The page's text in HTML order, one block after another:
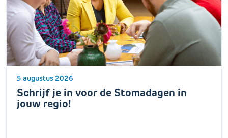
5 augustus 2026
Schrijf je in voor de Stomadagen in
jouw regio!